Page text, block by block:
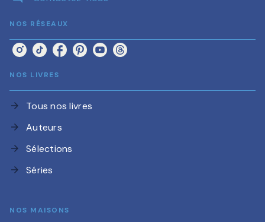
NOS RÉSEAUX
NOS LIVRES
arrow_forward Tous nos livres
arrow_forward Auteurs
arrow_forward Sélections
arrow_forward Séries
NOS MAISONS